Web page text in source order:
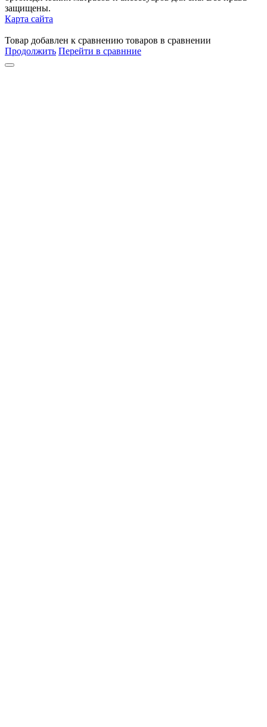
защищены.
Карта сайта
Товар добавлен к сравнению товаров в сравнении
Продолжить Перейти в сравнние